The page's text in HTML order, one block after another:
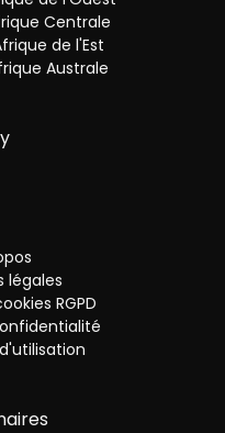
Centrale
de l'Est
Australe
légales
RGPD